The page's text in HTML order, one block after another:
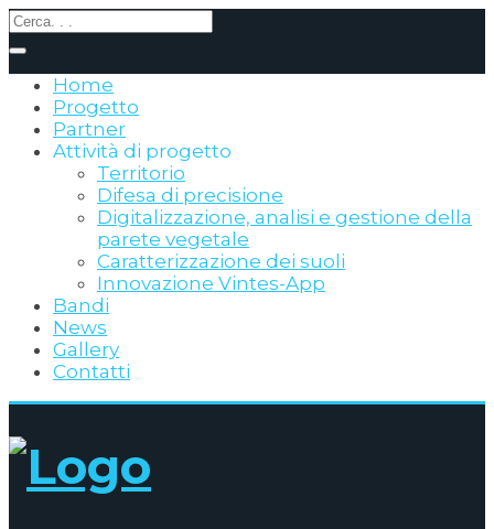
Home
Progetto
Partner
Attività di progetto
Territorio
Difesa di precisione
Digitalizzazione, analisi e gestione della
parete vegetale
Caratterizzazione dei suoli
Innovazione Vintes-App
Bandi
News
Gallery
Contatti